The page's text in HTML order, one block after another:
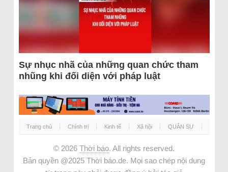
Sự nhục nhã của những quan chức tham
nhũng khi đối diện với pháp luật
Trang chủ Chính trị Kinh tế Xã hội QUÂN SỰ
© 2026 Thời báo. All rights reserved.
Bản quyền @2025 Thời báo.de. Mọi sao chép nội dung